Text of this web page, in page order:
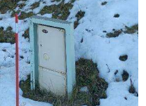
masquées].
Monétaire et Financier,
présentation d'une pièce
été rédigée sous la
BRETAUDEAU